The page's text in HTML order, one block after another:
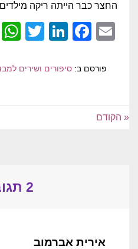
החצר כבר הייתה ריקה
Email
פורסם ב:סיפורים ושירים
« הקודם
2 תגובות
אירית אברמוב